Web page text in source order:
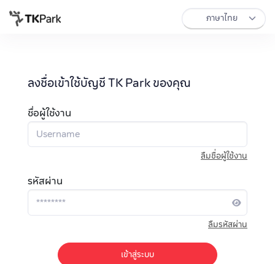
ลงชื่อเข้าใช้บัญชี TK Park ของคุณ
ชื่อผู้ใช้งาน
ลืมชื่อผู้ใช้งาน
รหัสผ่าน
ลืมรหัสผ่าน
เข้าสู่ระบบ